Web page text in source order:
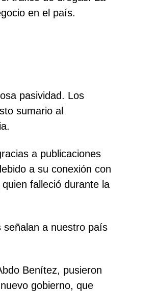
en el país.
pasividad. Los
sumario al
a publicaciones
a su conexión con
falleció durante la
señalan a nuestro país
Benítez, pusieron
gobierno, que